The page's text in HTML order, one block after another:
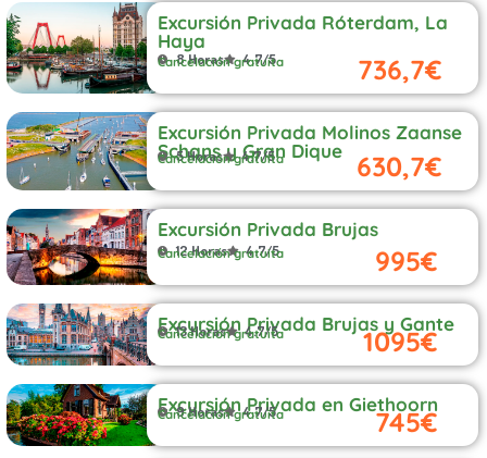
Excursión Privada Róterdam, La
Haya
8 Horas 4.7/5
Cancelación gratuita 736,7€
Excursión Privada Molinos Zaanse
Schans y Gran Dique
5 Horas 4.7/5
Cancelación gratuita 630,7€
Excursión Privada Brujas
12 Horas 4.7/5
Cancelación gratuita 995€
Excursión Privada Brujas y Gante
13 Horas 4.7/5
Cancelación gratuita 1095€
Excursión Privada en Giethoorn
9 Horas 4.7/5
Cancelación gratuita 745€